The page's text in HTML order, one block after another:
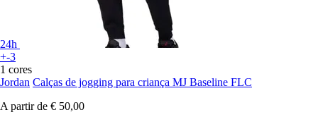
24h
+-3
1 cores
Jordan Calças de jogging para criança MJ Baseline FLC
A partir de € 50,00